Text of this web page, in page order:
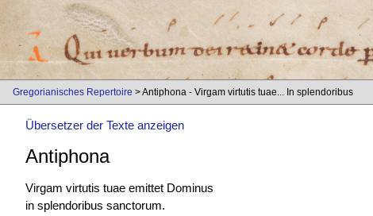
Gregorianisches Repertoire > Antiphona - Virgam virtutis tuae... In splendoribus
Übersetzer der Texte anzeigen
Antiphona
Virgam virtutis tuae emittet Dominus
in splendoribus sanctorum.